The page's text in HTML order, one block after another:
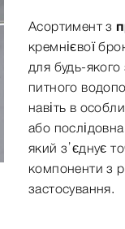
Асортимент з
кремнієвої
для будь-якого
питного
навіть в
або
який з’єднує
компоненти з
застосування.